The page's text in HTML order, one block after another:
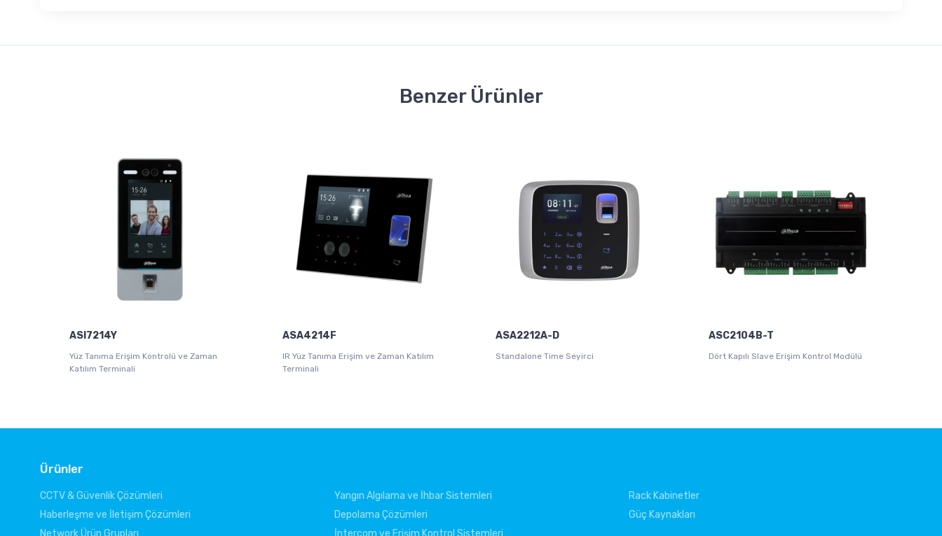
Benzer Ürünler
ASI7214Y
Yüz Tanıma Erişim Kontrolü ve Zaman
Katılım Terminali
ASA4214F
IR Yüz Tanıma Erişim ve Zaman Katılım
Terminali
ASA2212A-D
Standalone Time Seyirci
ASC2104B-T
Dört Kapılı Slave Erişim Kontrol Modülü
Ürünler
CCTV & Güvenlik Çözümleri
Haberleşme ve İletişim Çözümleri
Network Ürün Grupları
Yangın Algılama ve İhbar Sistemleri
Depolama Çözümleri
İntercom ve Erişim Kontrol Sistemleri
Rack Kabinetler
Güç Kaynakları